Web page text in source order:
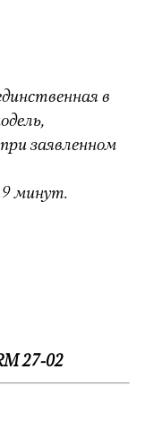
в
заявленном
минут.
27-02